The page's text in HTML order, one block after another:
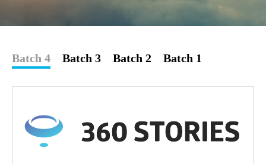
Batch 4 Batch 3 Batch 2 Batch 1